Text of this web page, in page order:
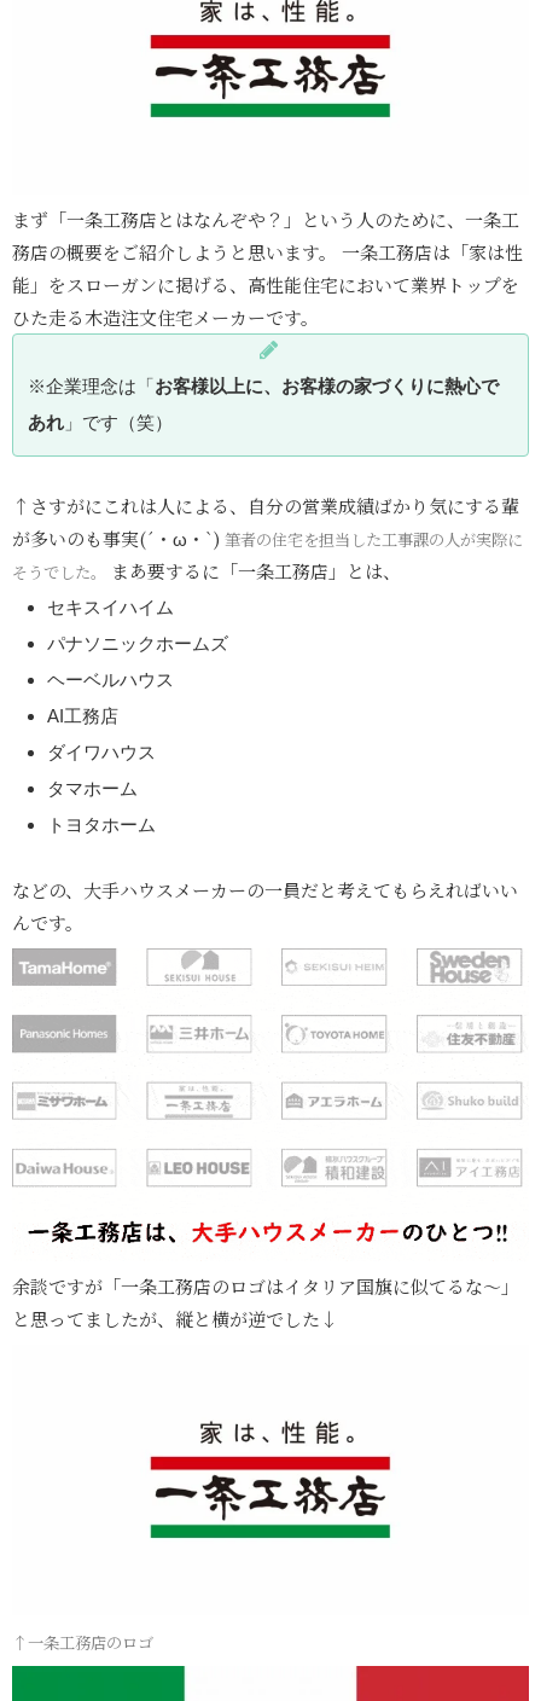
まず「一条工務店とはなんぞや？」という人のために、一条工
務店の概要をご紹介しようと思います。 一条工務店は「家は性
能」をスローガンに掲げる、高性能住宅において業界トップを
ひた走る木造注文住宅メーカーです。
※企業理念は「お客様以上に、お客様の家づくりに熱心で
あれ 」です（笑）
↑さすがにこれは人による、自分の営業成績ばかり気にする輩
が多いのも事実(´・ω・`) 筆者の住宅を担当した工事課の人が実際に
そうでした。
まあ要するに「一条工務店」とは、
セキスイハイム
パナソニックホームズ
ヘーベルハウス
AI工務店
ダイワハウス
タマホーム
トヨタホーム
などの、大手ハウスメーカーの一員だと考えてもらえればいい
んです。
余談ですが「一条工務店のロゴはイタリア国旗に似てるな～」
と思ってましたが、縦と横が逆でした↓
↑一条工務店のロゴ